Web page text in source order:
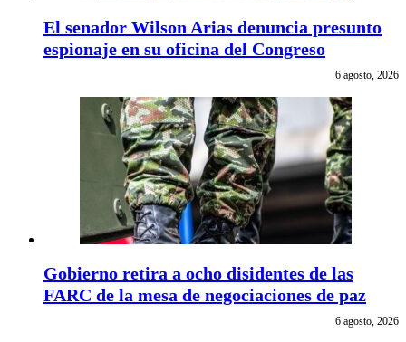
El senador Wilson Arias denuncia presunto
espionaje en su oficina del Congreso
6 agosto, 2026
Gobierno retira a ocho disidentes de las
FARC de la mesa de negociaciones de paz
6 agosto, 2026